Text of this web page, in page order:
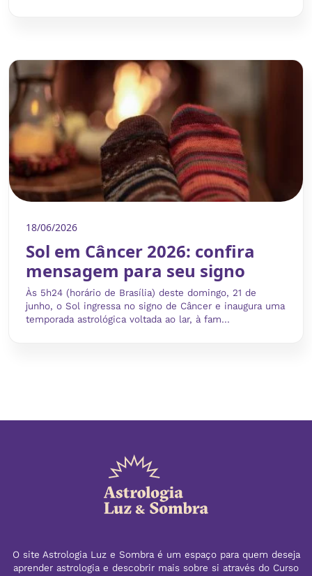
18/06/2026
Sol em Câncer 2026: confira
mensagem para seu signo
Às 5h24 (horário de Brasília) deste domingo, 21 de
junho, o Sol ingressa no signo de Câncer e inaugura uma
temporada astrológica voltada ao lar, à fam...
O site Astrologia Luz e Sombra é um espaço para quem deseja
aprender astrologia e descobrir mais sobre si através do Curso